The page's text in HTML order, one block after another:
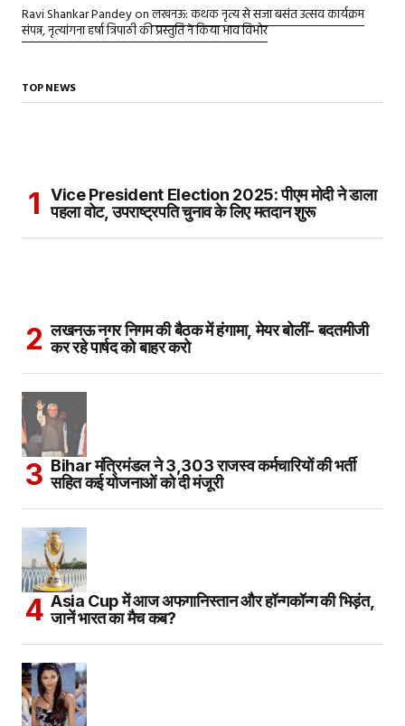
Ravi Shankar Pandeyonलखनऊ: कथक नृत्य से सजा बसंत उत्सव कार्यक्रम
संपन्न, नृत्यांगना हर्षा त्रिपाठी की प्रस्तुति ने किया भाव विभोर
TOP NEWS
Vice President Election 2025: पीएम मोदी ने डाला
पहला वोट, उपराष्ट्रपति चुनाव के लिए मतदान शुरू
लखनऊ नगर निगम की बैठक में हंगामा, मेयर बोलीं- बदतमीजी
कर रहे पार्षद को बाहर करो
Bihar मंत्रिमंडल ने 3,303 राजस्व कर्मचारियों की भर्ती
सहित कई योजनाओं को दी मंजूरी
Asia Cup में आज अफगानिस्तान और हॉन्गकॉन्ग की भिड़ंत,
जानें भारत का मैच कब?